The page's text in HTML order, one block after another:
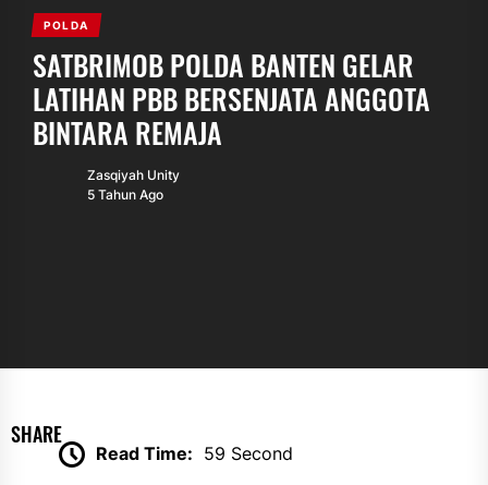
POLDA
SATBRIMOB POLDA BANTEN GELAR
LATIHAN PBB BERSENJATA ANGGOTA
BINTARA REMAJA
Zasqiyah Unity
5 Tahun Ago
SHARE
Read Time: 59 Second